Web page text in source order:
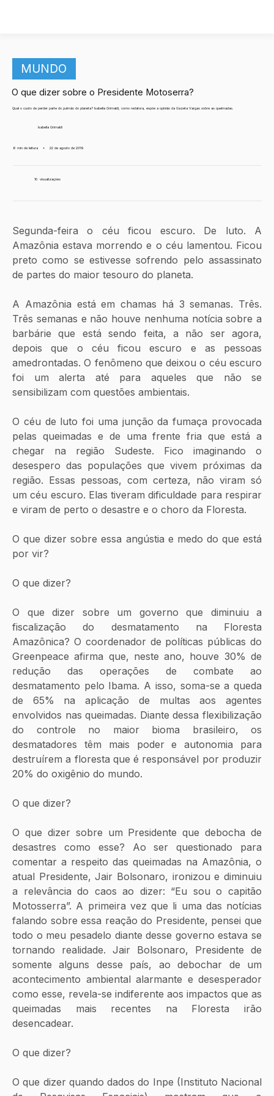
MUNDO
O que dizer sobre o Presidente Motoserra?
Qual o custo de perder parte do pulmão do planeta? Isabella Grimaldi, como redatora, expõe a opinião da Gazeta Vargas sobre as queimadas.
Isabella Grimaldi
6 min de leitura • 22 de agosto de 2019
10 visualizações
Segunda-feira o céu ficou escuro. De luto. A
Amazônia estava morrendo e o céu lamentou. Ficou
preto como se estivesse sofrendo pelo assassinato
de partes do maior tesouro do planeta.
A Amazônia está em chamas há 3 semanas. Três.
Três semanas e não houve nenhuma notícia sobre a
barbárie que está sendo feita, a não ser agora,
depois que o céu ficou escuro e as pessoas
amedrontadas. O fenômeno que deixou o céu escuro
foi um alerta até para aqueles que não se
sensibilizam com questões ambientais.
O céu de luto foi uma junção da fumaça provocada
pelas queimadas e de uma frente fria que está a
chegar na região Sudeste. Fico imaginando o
desespero das populações que vivem próximas da
região. Essas pessoas, com certeza, não viram só
um céu escuro. Elas tiveram dificuldade para respirar
e viram de perto o desastre e o choro da Floresta.
O que dizer sobre essa angústia e medo do que está
por vir?
O que dizer?
O que dizer sobre um governo que diminuiu a
fiscalização do desmatamento na Floresta
Amazônica? O coordenador de políticas públicas do
Greenpeace afirma que, neste ano, houve 30% de
redução das operações de combate ao
desmatamento pelo Ibama. A isso, soma-se a queda
de 65% na aplicação de multas aos agentes
envolvidos nas queimadas. Diante dessa flexibilização
do controle no maior bioma brasileiro, os
desmatadores têm mais poder e autonomia para
destruírem a floresta que é responsável por produzir
20% do oxigênio do mundo.
O que dizer?
O que dizer sobre um Presidente que debocha de
desastres como esse? Ao ser questionado para
comentar a respeito das queimadas na Amazônia, o
atual Presidente, Jair Bolsonaro, ironizou e diminuiu
a relevância do caos ao dizer: “Eu sou o capitão
Motosserra”. A primeira vez que li uma das notícias
falando sobre essa reação do Presidente, pensei que
todo o meu pesadelo diante desse governo estava se
tornando realidade. Jair Bolsonaro, Presidente de
somente alguns desse país, ao debochar de um
acontecimento ambiental alarmante e desesperador
como esse, revela-se indiferente aos impactos que as
queimadas mais recentes na Floresta irão
desencadear.
O que dizer?
O que dizer quando dados do Inpe (Instituto Nacional